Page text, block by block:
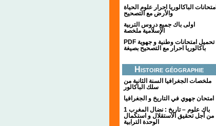
امتحانات الباكالوريا احرار علوم الحياة
والأرض مع التصحيح
اولى باك جميع دروس التربية
الإسلامية ملخصة
PDF تحميل امتحانات وطنية و جهوية
باكالوريا احرار مع التصحيح بصيغة
Histoire géographie
ملخصات الجغرافيا السنة الثانية من
سلك الباكالور
امتحان جهوي في التاريخ و الجغرافيا
1 باك علوم – تاريخ : نضال المغرب
من أجل تحقيق الاستقلال و استكمال
الوحدة الترابية